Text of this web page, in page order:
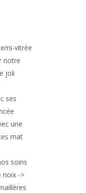
vitrée
notre
joli
ses
une
mat
soins
noix ->